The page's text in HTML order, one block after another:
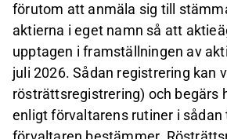
förutom att anmäla sig till
aktierna i eget namn så att
upptagen i framställningen av
juli 2026. Sådan registrering kan
rösträttsregistrering) och begärs
enligt förvaltarens rutiner i sådan